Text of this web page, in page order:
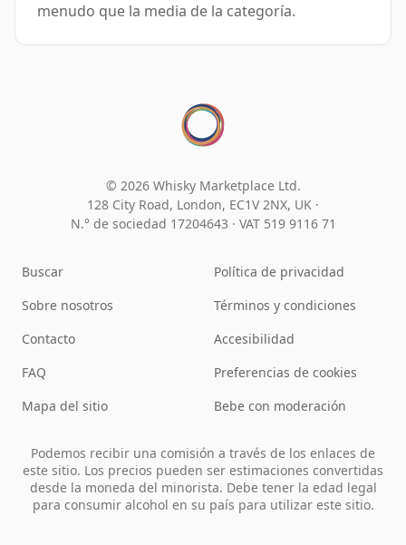
menudo que la media de la categoría.
© 2026 Whisky Marketplace Ltd.
128 City Road, London, EC1V 2NX, UK ·
N.° de sociedad 17204643 · VAT 519 9116 71
Buscar
Sobre nosotros
Contacto
FAQ
Mapa del sitio
Política de privacidad
Términos y condiciones
Accesibilidad
Preferencias de cookies
Bebe con moderación
Podemos recibir una comisión a través de los enlaces de
este sitio. Los precios pueden ser estimaciones convertidas
desde la moneda del minorista. Debe tener la edad legal
para consumir alcohol en su país para utilizar este sitio.